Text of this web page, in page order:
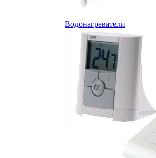
Водонагреватели